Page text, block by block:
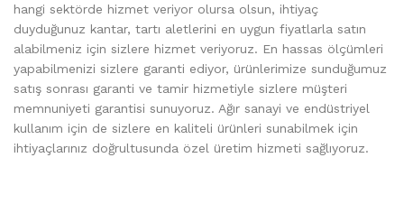
hangi sektörde hizmet veriyor olursa olsun, ihtiyaç
duyduğunuz kantar, tartı aletlerini en uygun fiyatlarla satın
alabilmeniz için sizlere hizmet veriyoruz. En hassas ölçümleri
yapabilmenizi sizlere garanti ediyor, ürünlerimize sunduğumuz
satış sonrası garanti ve tamir hizmetiyle sizlere müşteri
memnuniyeti garantisi sunuyoruz. Ağır sanayi ve endüstriyel
kullanım için de sizlere en kaliteli ürünleri sunabilmek için
ihtiyaçlarınız doğrultusunda özel üretim hizmeti sağlıyoruz.